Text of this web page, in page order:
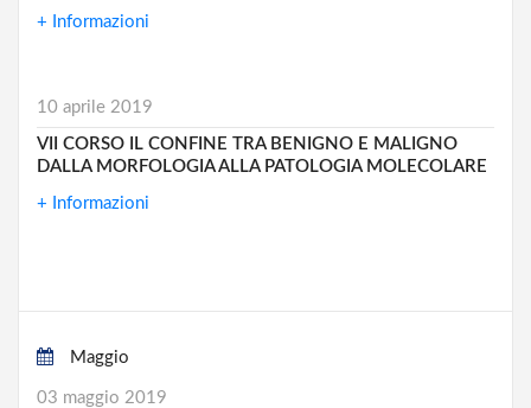
+ Informazioni
10 aprile 2019
VII CORSO IL CONFINE TRA BENIGNO E MALIGNO
DALLA MORFOLOGIA ALLA PATOLOGIA MOLECOLARE
+ Informazioni
Maggio
03 maggio 2019